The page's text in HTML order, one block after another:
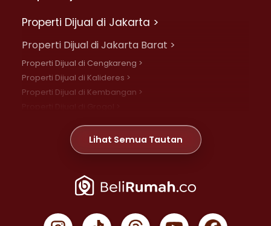
Properti Dijual di Jakarta >
Properti Dijual di Jakarta Barat >
Properti Dijual di Cengkareng >
Properti Dijual di Kalideres >
Properti Dijual di Kembangan >
Properti Dijual di Meruya >
Properti Dijual di Jelambar >
Properti Dijual di Jakarta Pusat >
Properti Dijual di Gambir >
Lihat Semua Tautan